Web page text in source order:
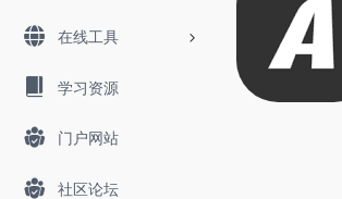
在线工具
学习资源
门户网站
社区论坛